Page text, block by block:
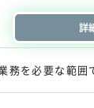
詳
務を必要な範囲